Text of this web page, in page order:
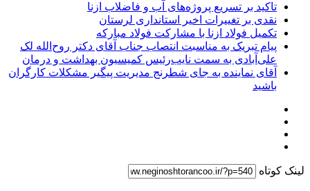
تاکید بر تسریع پروژه‌های آب و فاضلاب ازنا
نقدی بر تغییرات اخیر استانداری لرستان
تکمیل فولاد ازنا با مشارکت فولاد مبارکه
پیام تبریک به مناسبت انتصاب جناب آقای دکتر روح‌الله لک
علی‌آبادی به سمت نایب‌رئیس کمیسیون بهداشت و درمان
آقای نماینده به جای شطرنج مدیریت پیگیر مشکلات کارگران
باشید
لینک کوتاه